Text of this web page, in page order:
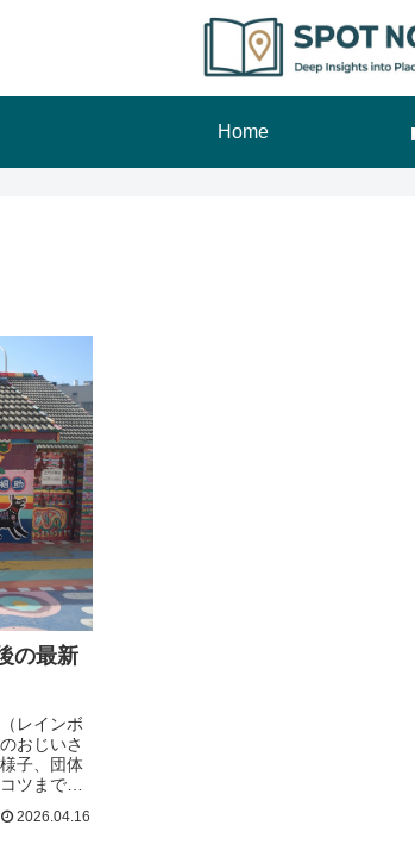
Home
の最新
レインボ
おじいさ
子、団体
ツまで、
2026.04.16